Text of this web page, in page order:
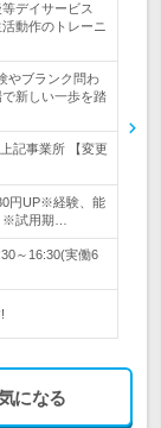
デイサービス
動作のトレーニ
やブランク問わ
新しい一歩を踏
記事業所 【変更
円UP※経験、能
※試用期…
～16:30(実働6
になる